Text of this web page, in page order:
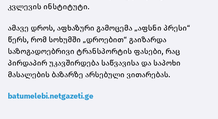
კვლევის ინსტიტუტი.
ამავე დროს, აფხაზური გამოცემა „აფსნი პრესი“
წერს, რომ სოხუმში „დროებით“ გაიზარდა
საზოგადოებრივი ტრანსპორტის ფასები, რაც
პირდაპირ უკავშირდება საწვავისა და საპოხი
მასალების ბაზარზე არსებული ვითარებას.
batumelebi.netgazeti.ge